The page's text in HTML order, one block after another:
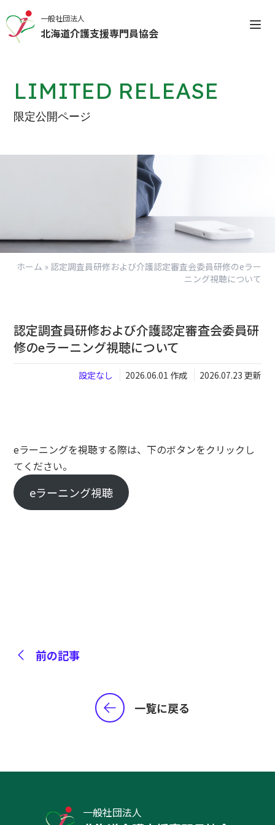
一般社団法人
北海道介護支援専門員協会
新規登録（IDをお持ちではない方）
LIMITED RELEASE
限定公開ページ
ホーム » 認定調査員研修および介護認定審査会委員研修のeラー
ニング視聴について
認定調査員研修および介護認定審査会委員研
修のeラーニング視聴について
設定なし 2026.06.01 作成 2026.07.23 更新
eラーニングを視聴する際は、下のボタンをクリックし
てください。
eラーニング視聴
前の記事
一覧に戻る
一般社団法人